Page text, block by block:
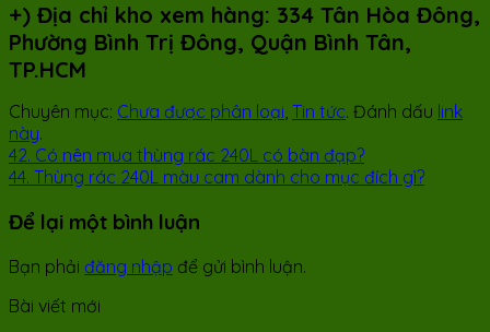
+) Địa chỉ kho xem hàng: 334 Tân Hòa Đông,
Phường Bình Trị Đông, Quận Bình Tân,
TP.HCM
Chuyên mục: Chưa được phân loại, Tin tức. Đánh dấu link
này.
42. Có nên mua thùng rác 240L có bàn đạp?
44. Thùng rác 240L màu cam dành cho mục đích gì?
Để lại một bình luận
Bạn phải đăng nhập để gửi bình luận.
Bài viết mới